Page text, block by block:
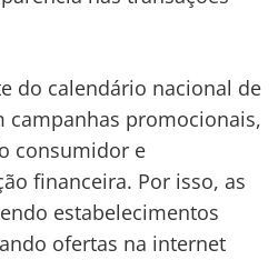
do calendário nacional de
campanhas promocionais,
consumidor e
financeira. Por isso, as
estabelecimentos
ofertas na internet